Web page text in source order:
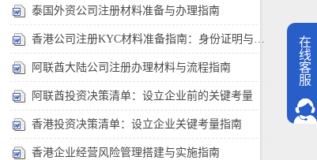
泰国外资公司注册材料准备与办理指南
香港公司注册KYC材料准备指南：身份证明与地址核实
阿联酋大陆公司注册办理材料与流程指南
阿联酋投资决策清单：设立企业前的关键考量
香港投资决策清单：设立企业关键考量指南
香港企业经营风险管理搭建与实施指南
在
线
客
服